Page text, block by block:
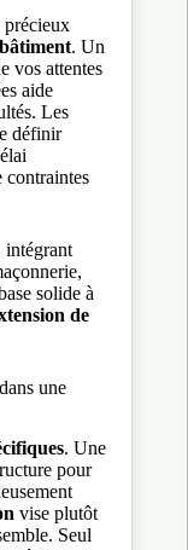
précieux
. Un
vos attentes
aide
Les
définir
contraintes
intégrant
solide à
de
une
. Une
pour
vise plutôt
Seul